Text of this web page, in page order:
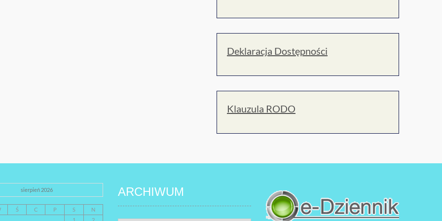
Deklaracja Dostępności
Klauzula RODO
sierpień 2026
Ś C P S
N
ARCHIWUM